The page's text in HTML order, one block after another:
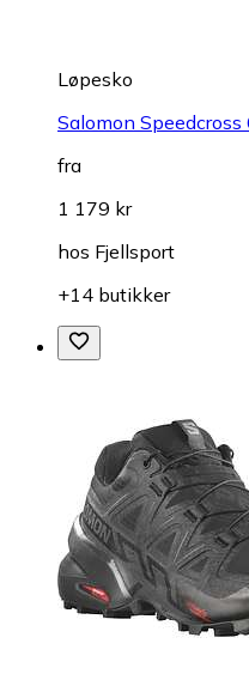
Løpesko
Salomon Speedcross
fra
1 179 kr
hos Fjellsport
+14 butikker